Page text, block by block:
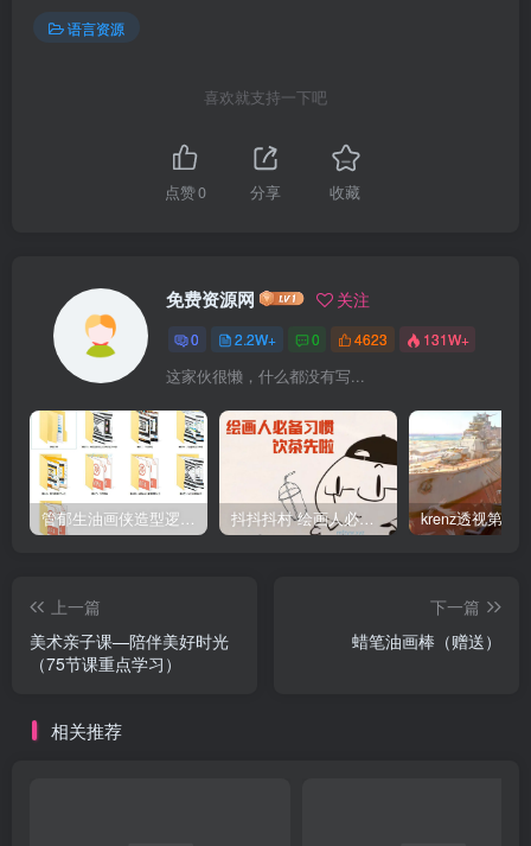
语言资源
喜欢就支持一下吧
点赞0 分享 收藏
免费资源网 关注
0 2.2W+ 0 4623 131W+
这家伙很懒，什么都没有写...
管郁生油画侠造型逻辑班第一期2019年5月【高清不缺课】 抖抖抖村 绘画人必备习惯2020【画质不错】
上一篇
美术亲子课—陪伴美好时光
（75节课重点学习）
下一篇
蜡笔油画棒（赠送）
相关推荐